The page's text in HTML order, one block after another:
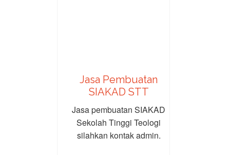
Jasa Pembuatan
SIAKAD STT
Jasa pembuatan SIAKAD
Sekolah Tinggi Teologi
silahkan kontak admin.